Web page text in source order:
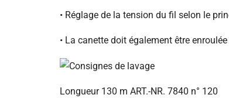
• Réglage de la tension du fil selon le
• La canette doit également être
Longueur 130 m ART.-NR. 7840 n° 120